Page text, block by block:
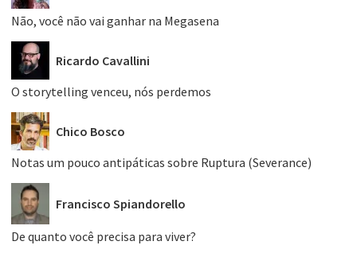
Não, você não vai ganhar na Megasena
Ricardo Cavallini
O storytelling venceu, nós perdemos
Chico Bosco
Notas um pouco antipáticas sobre Ruptura (Severance)
Francisco Spiandorello
De quanto você precisa para viver?